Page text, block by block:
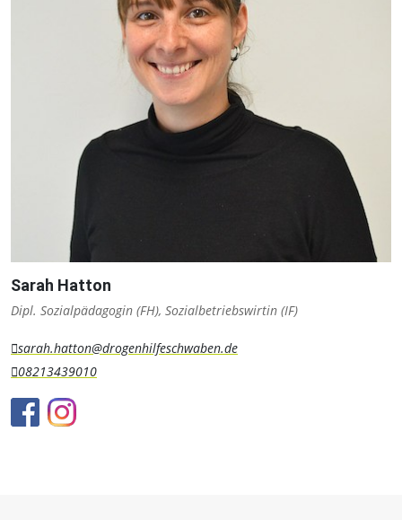
Sarah Hatton
Dipl. Sozialpädagogin (FH), Sozialbetriebswirtin (IF)
sarah.hatton@drogenhilfeschwaben.de
08213439010